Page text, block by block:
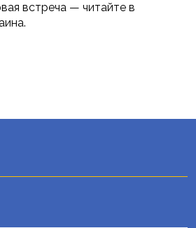
встреча — читайте в